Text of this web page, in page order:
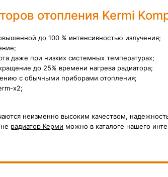
отопления Kermi
до 100 % интенсивностью излучения;
даже при низких системных температурах;
до 25% времени нагрева радиатора;
с обычными приборами отопления;
x2;
неизменно высоким качеством,
радиатор Керми можно в каталоге нашего